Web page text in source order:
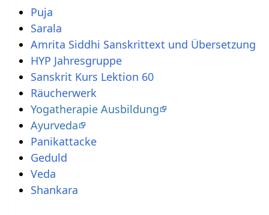
Puja
Sarala
Amrita Siddhi Sanskrittext und Übersetzung
HYP Jahresgruppe
Sanskrit Kurs Lektion 60
Räucherwerk
Yogatherapie Ausbildung
Ayurveda
Panikattacke
Geduld
Veda
Shankara